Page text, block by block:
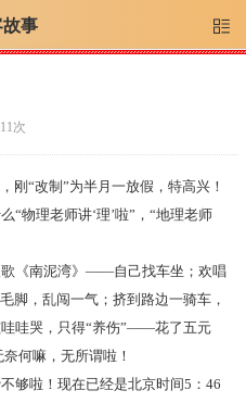
故事 
次
“改制”为半月一放假，特高兴！
“物理老师讲‘理’啦”，“地理老师
《南泥湾》——自己找车坐；欢唱
脚，乱闯一气；挤到路边一骑车，
哇哭，只得“养伤”——花了五元
何嘛，无所谓啦！
啦！现在已经是北京时间5：46